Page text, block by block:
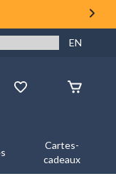
EN
Cartes-
cadeaux